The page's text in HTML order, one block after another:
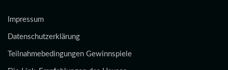
Impressum
Datenschutzerklärung
Teilnahmebedingungen Gewinnspiele